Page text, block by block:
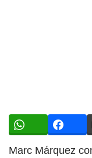
Marc Márquez